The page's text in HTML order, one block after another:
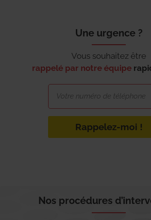
Une urgence ?
Vous souhaitez être
rappelé par notre équipe
Rappelez-moi !
Nos procédures